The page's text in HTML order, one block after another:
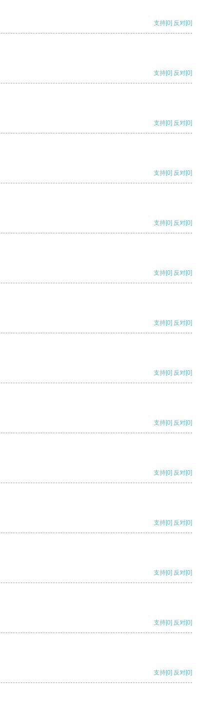
支持[0] 反对[0]
支持[0] 反对[0]
支持[0] 反对[0]
支持[0] 反对[0]
支持[0] 反对[0]
支持[0] 反对[0]
支持[0] 反对[0]
支持[0] 反对[0]
支持[0] 反对[0]
支持[0] 反对[0]
支持[0] 反对[0]
支持[0] 反对[0]
支持[0] 反对[0]
支持[0] 反对[0]